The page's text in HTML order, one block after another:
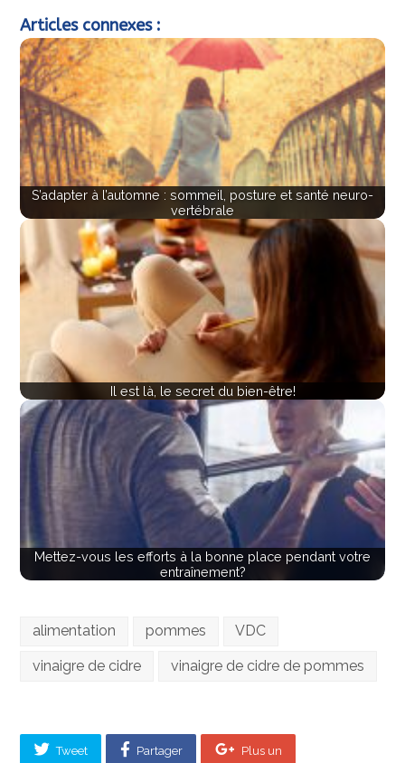
Articles connexes :
S’adapter à l’automne : sommeil, posture et santé neuro-
vertébrale
Il est là, le secret du bien-être!
Mettez-vous les efforts à la bonne place pendant votre
entraînement?
alimentation pommes VDC
vinaigre de cidre vinaigre de cidre de pommes
Tweet Partager Plus un